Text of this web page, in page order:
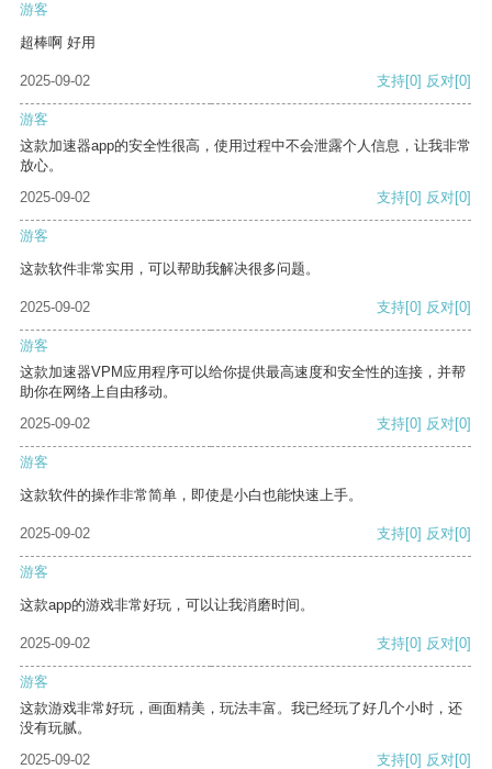
游客
超棒啊 好用
2025-09-02 支持[0] 反对[0]
游客
这款加速器app的安全性很高，使用过程中不会泄露个人信息，让我非常
放心。
2025-09-02
支持[0] 反对[0]
游客
这款软件非常实用，可以帮助我解决很多问题。
2025-09-02 支持[0] 反对[0]
游客
这款加速器VPM应用程序可以给你提供最高速度和安全性的连接，并帮
助你在网络上自由移动。
2025-09-02
支持[0] 反对[0]
游客
这款软件的操作非常简单，即使是小白也能快速上手。
2025-09-02 支持[0] 反对[0]
游客
这款app的游戏非常好玩，可以让我消磨时间。
2025-09-02 支持[0] 反对[0]
游客
这款游戏非常好玩，画面精美，玩法丰富。我已经玩了好几个小时，还
没有玩腻。
2025-09-02
支持[0] 反对[0]